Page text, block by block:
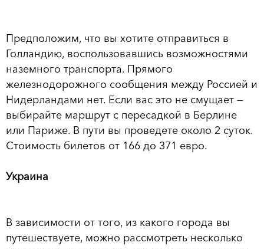
Предположим, что вы хотите отправиться в
Голландию, воспользовавшись возможностями
наземного транспорта. Прямого
железнодорожного сообщения между Россией и
Нидерландами нет. Если вас это не смущает —
выбирайте маршрут с пересадкой в Берлине
или Париже. В пути вы проведете около 2 суток.
Стоимость билетов от 166 до 371 евро.
Украина
В зависимости от того, из какого города вы
путешествуете, можно рассмотреть несколько